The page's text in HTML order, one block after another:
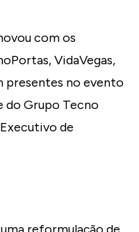
com os
VidaVegas,
presentes no evento
do Grupo Tecno
de